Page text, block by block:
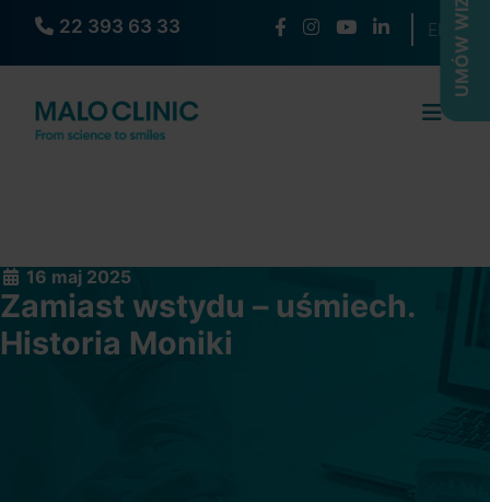
Wybierz
EN
22 393 63 33
16 maj 2025
Zamiast wstydu – uśmiech.
Historia Moniki